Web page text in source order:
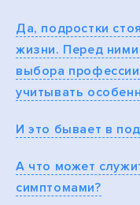
Да, подростки
жизни. Перед
выбора
учитывать
И это бывает в
А что может
симптомами?